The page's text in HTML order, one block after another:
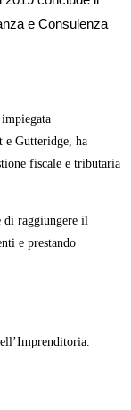
e Consulenza
e Gutteridge, ha
fiscale e tributaria
di raggiungere il
e prestando